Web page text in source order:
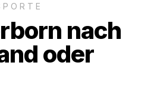
nach
oder